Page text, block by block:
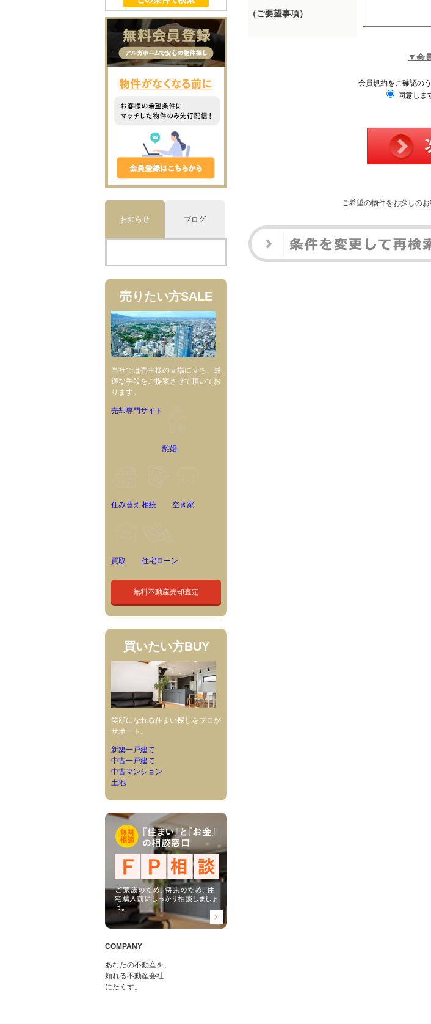
（ご要望事項）
▼会
会員規約をご確認の
同意しま
ご希望の物件をお探しの
お知らせ ブログ
売りたい方SALE
当社では売主様の立場に立ち、最
適な手段をご提案させて頂いてお
ります。
売却専門サイト
離婚
住み替え 相続 空き家
買取 住宅ローン
無料不動産売却査定
買いたい方BUY
笑顔になれる住まい探しをプロが
サポート。
新築一戸建て
中古一戸建て
中古マンション
土地
COMPANY
あなたの不動産を、
頼れる不動産会社
にたくす。